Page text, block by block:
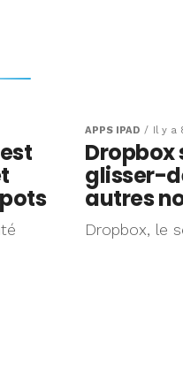
APPS IPAD Il y a
Dropbox
glisser-
autres
Dropbox, le